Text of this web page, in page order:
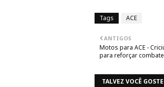
Tags ACE
ANTIGOS
Motos para ACE -
para reforçar
TALVEZ VOCÊ